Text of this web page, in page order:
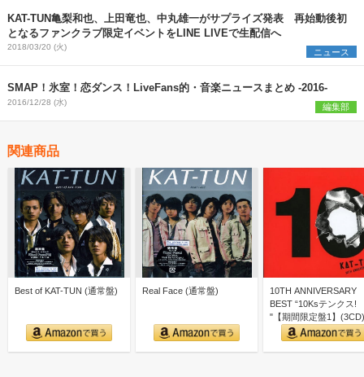
KAT-TUN亀梨和也、上田竜也、中丸雄一がサプライズ発表 再始動後初
となるファンクラブ限定イベントをLINE LIVEで生配信へ
2018/03/20 (火) ニュース
SMAP！氷室！恋ダンス！LiveFans的・音楽ニュースまとめ -2016-
2016/12/28 (水) 編集部
関連商品
Best of KAT-TUN (通常盤) Real Face (通常盤)
10TH ANNIVERSARY
BEST “10Ksテンクス!
"【期間限定盤1】(3CD)